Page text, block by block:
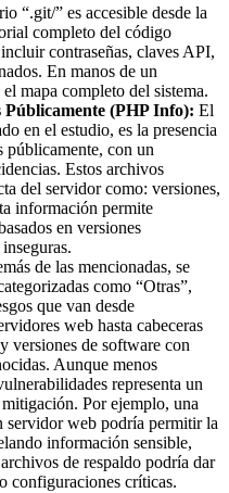
“.git/” es accesible desde la
completo del código
contraseñas, claves API,
En manos de un
mapa completo del sistema.
(PHP Info): El
en el estudio, es la presencia
públicamente, con un
Estos archivos
del servidor como: versiones,
información permite
en versiones
de las mencionadas, se
como “Otras”,
que van desde
web hasta cabeceras
versiones de software con
Aunque menos
representa un
Por ejemplo, una
servidor web podría permitir la
información sensible,
de respaldo podría dar
configuraciones críticas.